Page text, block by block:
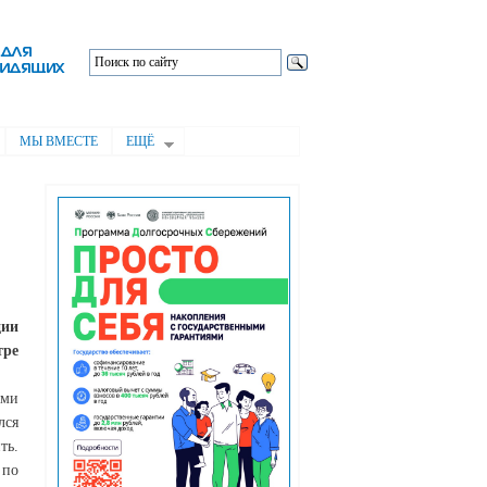
МЫ ВМЕСТЕ ЕЩЁ